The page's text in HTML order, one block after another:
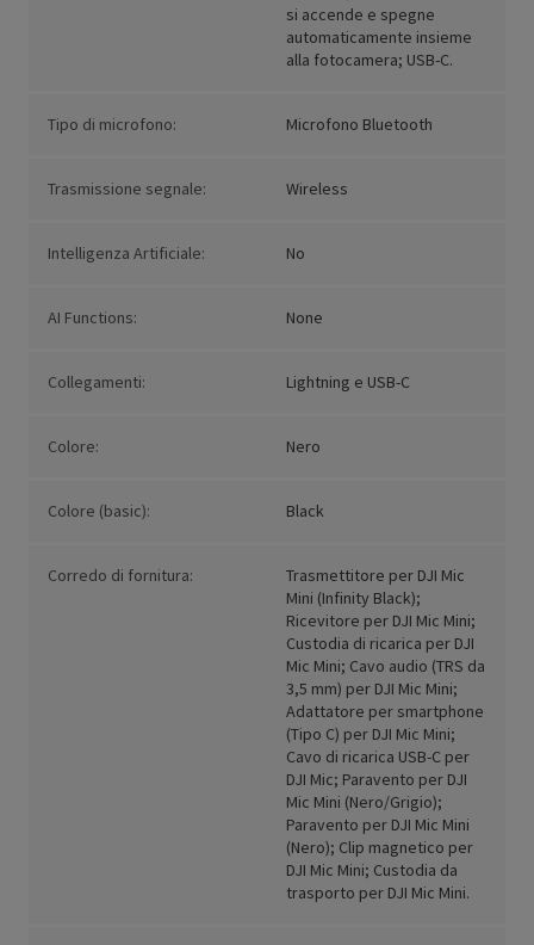
si accende e spegne
automaticamente insieme
alla fotocamera; USB-C.
Tipo di microfono: Microfono Bluetooth
Trasmissione segnale: Wireless
Intelligenza Artificiale: No
AI Functions: None
Collegamenti: Lightning e USB-C
Colore: Nero
Colore (basic): Black
Corredo di fornitura:
Trasmettitore per DJI Mic
Mini (Infinity Black);
Ricevitore per DJI Mic Mini;
Custodia di ricarica per DJI
Mic Mini; Cavo audio (TRS da
3,5 mm) per DJI Mic Mini;
Adattatore per smartphone
(Tipo C) per DJI Mic Mini;
Cavo di ricarica USB-C per
DJI Mic; Paravento per DJI
Mic Mini (Nero/Grigio);
Paravento per DJI Mic Mini
(Nero); Clip magnetico per
DJI Mic Mini; Custodia da
trasporto per DJI Mic Mini.